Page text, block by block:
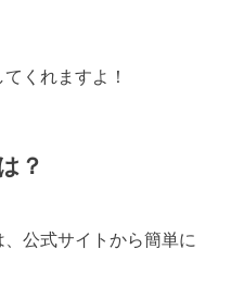
くれますよ！
？
公式サイトから簡単に